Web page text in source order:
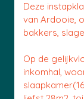
Deze
van Ardooie,
bakkers,
Op de
inkomhal,